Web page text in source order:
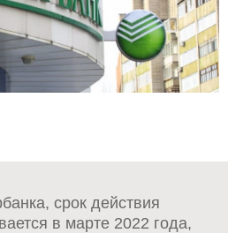
срок действия
в марте 2022 года,